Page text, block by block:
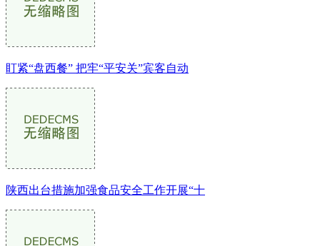
盯紧“盘西餐” 把牢“平安关”宾客自动
陕西出台措施加强食品安全工作开展“十